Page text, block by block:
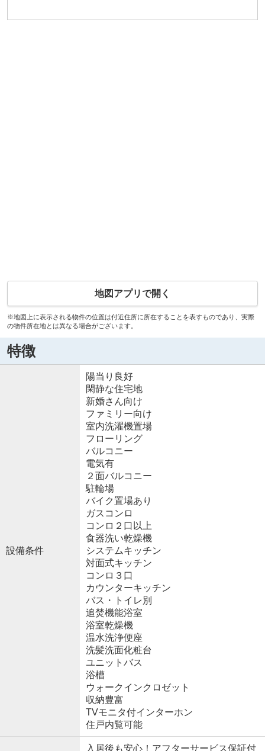
地図アプリで開く
※地図上に表示される物件の位置は付近住所に所在することを表すものであり、実際
の物件所在地とは異なる場合がございます。
特徴
設備条件
陽当り良好
閑静な住宅地
新婚さん向け
ファミリー向け
室内洗濯機置場
フローリング
バルコニー
電気有
２面バルコニー
駐輪場
バイク置場あり
ガスコンロ
コンロ２口以上
食器洗い乾燥機
システムキッチン
対面式キッチン
コンロ３口
カウンターキッチン
バス・トイレ別
追焚機能浴室
浴室乾燥機
温水洗浄便座
洗髪洗面化粧台
ユニットバス
浴槽
ウォークインクロゼット
収納豊富
TVモニタ付インターホン
住戸内覧可能
入居後も安心！アフターサービス保証付